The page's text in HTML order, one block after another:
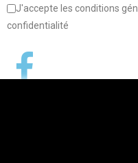
J'accepte les conditions
confidentialité